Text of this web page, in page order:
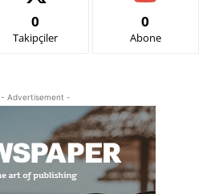
0
Takipçiler
0
Abone
- Advertisement -